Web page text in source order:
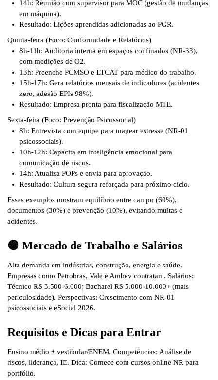
14h: Reunião com supervisor para MOC (gestão de mudanças
em máquina).
Resultado: Lições aprendidas adicionadas ao PGR.
Quinta-feira (Foco: Conformidade e Relatórios)
8h-11h: Auditoria interna em espaços confinados (NR-33),
com medições de O2.
13h: Preenche PCMSO e LTCAT para médico do trabalho.
15h-17h: Gera relatórios mensais de indicadores (acidentes
zero, adesão EPIs 98%).
Resultado: Empresa pronta para fiscalização MTE.
Sexta-feira (Foco: Prevenção Psicossocial)
8h: Entrevista com equipe para mapear estresse (NR-01
psicossociais).
10h-12h: Capacita em inteligência emocional para
comunicação de riscos.
14h: Atualiza POPs e envia para aprovação.
Resultado: Cultura segura reforçada para próximo ciclo.
Esses exemplos mostram equilíbrio entre campo (60%),
documentos (30%) e prevenção (10%), evitando multas e
acidentes.
🟡 Mercado de Trabalho e Salários
Alta demanda em indústrias, construção, energia e saúde.
Empresas como Petrobras, Vale e Ambev contratam. Salários:
Técnico R$ 3.500-6.000; Bacharel R$ 5.000-10.000+ (mais
periculosidade). Perspectivas: Crescimento com NR-01
psicossociais e eSocial 2026.
Requisitos e Dicas para Entrar
Ensino médio + vestibular/ENEM. Competências: Análise de
riscos, liderança, IE. Dica: Comece com cursos online NR para
portfólio.